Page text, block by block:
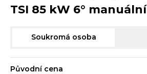
TSI 85 kW 6° manuální
Soukromá osoba
Původní cena